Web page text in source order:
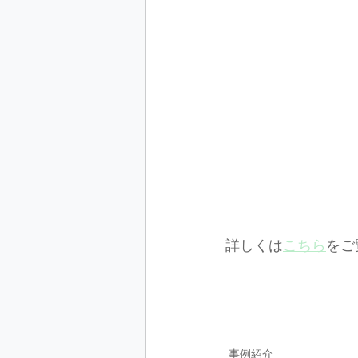
詳しくはこちら を
事例紹介